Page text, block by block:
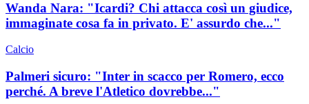
Wanda Nara: "Icardi? Chi attacca così un giudice,
immaginate cosa fa in privato. E' assurdo che..."
Calcio
Palmeri sicuro: "Inter in scacco per Romero, ecco
perché. A breve l'Atletico dovrebbe..."